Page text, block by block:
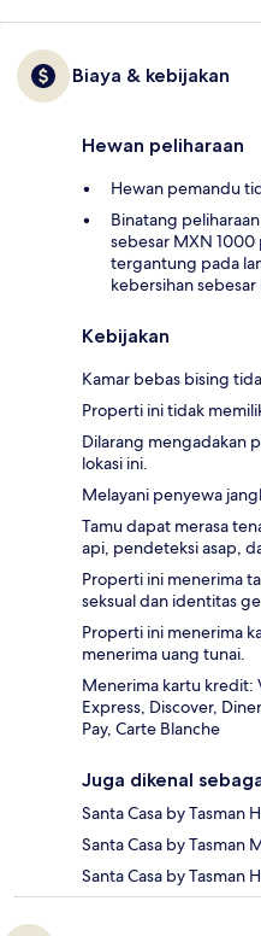
Biaya & kebijakan
Hewan peliharaan
Hewan pemandu
Binatang
sebesar MXN
tergantung pada
kebersihan
Kebijakan
Kamar bebas bising
Properti ini tidak
Dilarang mengadakan
lokasi ini.
Melayani penyewa
Tamu dapat merasa
api, pendeteksi asap,
Properti ini menerima
seksual dan identitas
Properti ini menerima
menerima uang tunai.
Menerima kartu kredit:
Express, Discover,
Pay, Carte Blanche
Juga dikenal
Santa Casa by Tasman
Santa Casa by Tasman
Santa Casa by Tasman